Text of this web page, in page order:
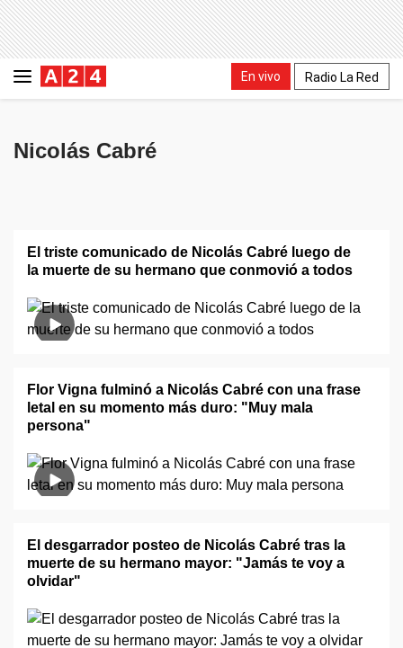
En vivo Radio La Red
Nicolás Cabré
El triste comunicado de Nicolás Cabré luego de
la muerte de su hermano que conmovió a todos
Flor Vigna fulminó a Nicolás Cabré con una frase
letal en su momento más duro: "Muy mala
persona"
El desgarrador posteo de Nicolás Cabré tras la
muerte de su hermano mayor: "Jamás te voy a
olvidar"